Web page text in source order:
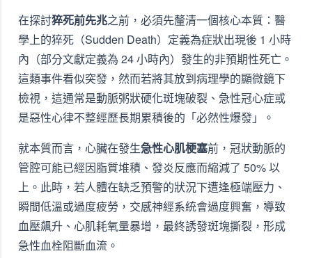
在探討猝死前先兆之前，必須先釐清一個核心本質：醫
學上的猝死（Sudden Death）定義為症狀出現後 1 小時
內（部分文獻定義為 24 小時內）發生的非預期性死亡。
這類事件看似突發，然而若將其放到病理學的顯微鏡下
檢視，這通常是動脈粥狀硬化斑塊破裂、急性冠心症或
是惡性心律不整經歷長期累積後的「必然性爆發」。
就本質而言，心臟在發生急性心肌梗塞前，冠狀動脈的
管腔可能已經因脂質堆積、發炎反應而縮減了 50% 以
上。此時，若人體在缺乏預警的狀況下遭逢極端壓力、
瞬間低溫或過度疲勞，交感神經系統會過度興奮，導致
血壓飆升、心肌耗氧量暴增，最終誘發斑塊撕裂，形成
急性血栓阻斷血流。